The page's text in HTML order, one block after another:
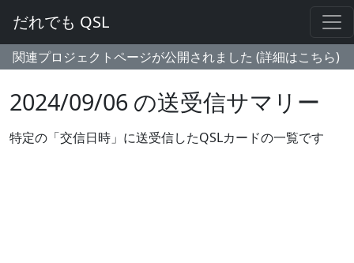
だれでも QSL
関連プロジェクトページが公開されました (詳細はこちら)
2024/09/06 の送受信サマリー
特定の「交信日時」に送受信したQSLカードの一覧です